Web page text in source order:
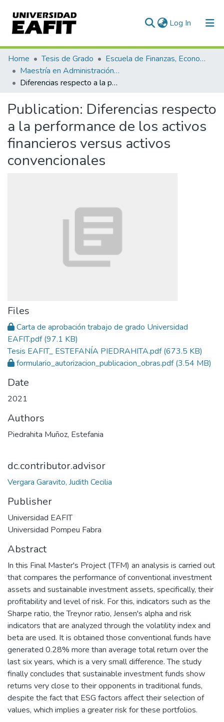
Log In (current)
Communities & Collections
All of DSpace
Home Tesis de Grado
Escuela de Finanzas, Economía y Gobierno
Maestría en Administración Financiera (tesis)
Diferencias respecto a la performance de los activos financieros versus activos convencionales
Publication: Diferencias respecto
a la performance de los activos
financieros versus activos
convencionales
Files
Carta de aprobación trabajo de grado Universidad
EAFIT.pdf(97.1 KB)
Tesis EAFIT_ ESTEFANÍA PIEDRAHITA.pdf(673.5 KB)
formulario_autorizacion_publicacion_obras.pdf(3.54 MB)
Date
2021
Authors
Piedrahita Muñoz, Estefania
dc.contributor.advisor
Vergara Garavito, Judith Cecilia
Publisher
Universidad EAFIT
Universidad Pompeu Fabra
Abstract
In this Final Master's Project (TFM) an analysis is carried out
that compares the performance of conventional investment
assets and sustainable investment assets, specifically, their
profitability and level of risk. For this, indicators such as the
Sharpe ratio, the Treynor ratio, Jensen's alpha and risk
indicators that are analyzed through the volatility index and
beta are used. It is obtained those conventional funds have
generated 0.28% more than average total return over the
last six years, which is a very small difference. The study
finally concludes that sustainable investment funds show
returns very close to their opponents in traditional funds,
despite the fact that ESG factors affect their selection of
values, which implies a greater risk for these portfolios.